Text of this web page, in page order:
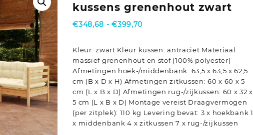
kussens grenenhout zwart
€348,68 - €399,70
€399,70
Kleur: zwart Kleur kussen: antraciet Materiaal:
massief grenenhout en stof (100% polyester)
Afmetingen hoek-/middenbank: 63,5 x 63,5 x 62,5
cm (B x D x H) Afmetingen zitkussen: 60 x 60 x 5
cm (L x B x D) Afmetingen rug-/zijkussen: 60 x 32 x
5 cm (L x B x D) Montage vereist Draagvermogen
(per zitplek): 110 kg Levering bevat: 3 x hoekbank 1
x middenbank 4 x zitkussen 7 x rug-/zijkussen